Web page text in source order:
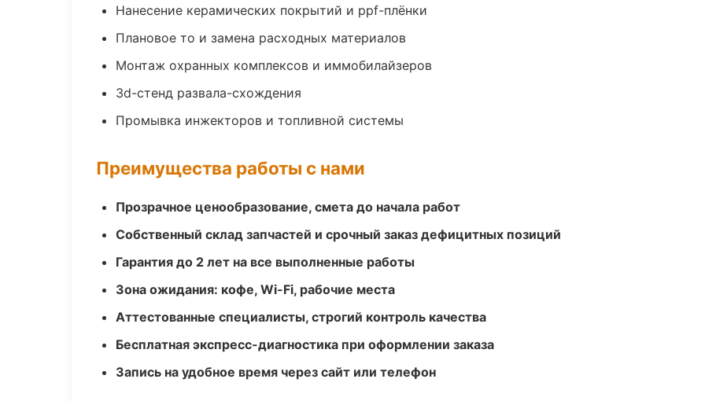
Нанесение керамических покрытий и ppf-плёнки
Плановое то и замена расходных материалов
Монтаж охранных комплексов и иммобилайзеров
3d-стенд развала-схождения
Промывка инжекторов и топливной системы
Преимущества работы с нами
Прозрачное ценообразование, смета до начала работ
Собственный склад запчастей и срочный заказ дефицитных позиций
Гарантия до 2 лет на все выполненные работы
Зона ожидания: кофе, Wi-Fi, рабочие места
Аттестованные специалисты, строгий контроль качества
Бесплатная экспресс-диагностика при оформлении заказа
Запись на удобное время через сайт или телефон